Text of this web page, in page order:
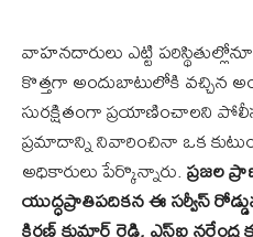
వాహనదారులు ఎట్టి
కొత్తగా అందుబాటులోకి వచ్చిన
సురక్షితంగా ప్రయాణించాలని
ప్రమాదాన్ని నివారించినా ఒక
అధికారులు పేర్కొన్నారు.ప్రజల
యుద్ధప్రాతిపదికన ఈ సర్వీస్